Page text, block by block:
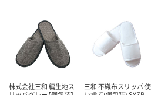
株式会社三和 編生地ス
三和 不織布スリッパ 使